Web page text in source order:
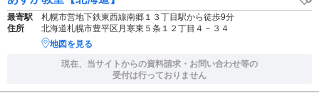
最寄駅 札幌市営地下鉄東西線南郷１３丁目駅から徒歩9分
住所 北海道札幌市豊平区月寒東５条１２丁目４－３４
地図を見る
現在、当サイトからの資料請求・お問い合わせ等の
受付は行っておりません